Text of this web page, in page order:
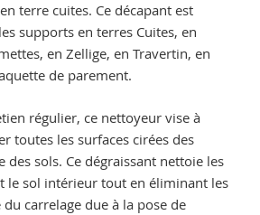
terre cuites. Ce décapant est
supports en terres Cuites, en
en Zellige, en Travertin, en
de parement.
régulier, ce nettoyeur vise à
toutes les surfaces cirées des
des sols. Ce dégraissant nettoie les
le sol intérieur tout en éliminant les
carrelage due à la pose de